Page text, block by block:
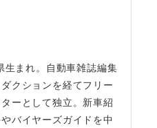
生まれ。自動車雑誌編集
クションを経てフリー
ーとして独立。新車紹
バイヤーズガイドを中